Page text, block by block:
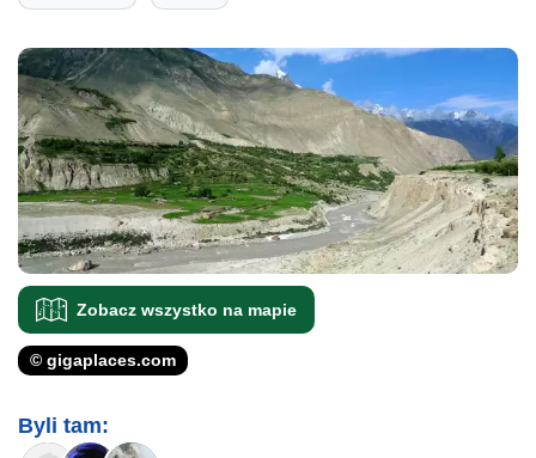
Zobacz wszystko na mapie
© gigaplaces.com
Byli tam: